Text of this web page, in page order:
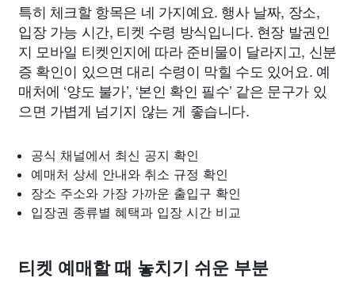
특히 체크할 항목은 네 가지예요. 행사 날짜, 장소,
입장 가능 시간, 티켓 수령 방식입니다. 현장 발권인
지 모바일 티켓인지에 따라 준비물이 달라지고, 신분
증 확인이 있으면 대리 수령이 막힐 수도 있어요. 예
매처에 ‘양도 불가’, ‘본인 확인 필수’ 같은 문구가 있
으면 가볍게 넘기지 않는 게 좋습니다.
공식 채널에서 최신 공지 확인
예매처 상세 안내와 취소 규정 확인
장소 주소와 가장 가까운 출입구 확인
입장권 종류별 혜택과 입장 시간 비교
티켓 예매할 때 놓치기 쉬운 부분